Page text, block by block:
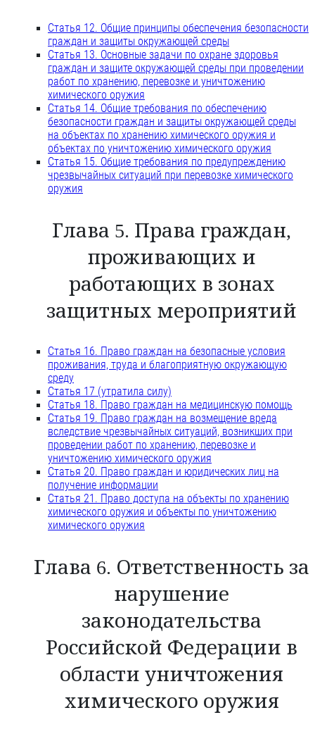
Статья 12. Общие принципы обеспечения безопасности
граждан и защиты окружающей среды
Статья 13. Основные задачи по охране здоровья
граждан и защите окружающей среды при проведении
работ по хранению, перевозке и уничтожению
химического оружия
Статья 14. Общие требования по обеспечению
безопасности граждан и защиты окружающей среды
на объектах по хранению химического оружия и
объектах по уничтожению химического оружия
Статья 15. Общие требования по предупреждению
чрезвычайных ситуаций при перевозке химического
оружия
Глава 5. Права граждан,
проживающих и
работающих в зонах
защитных мероприятий
Статья 16. Право граждан на безопасные условия
проживания, труда и благоприятную окружающую
среду
Статья 17 (утратила силу)
Статья 18. Право граждан на медицинскую помощь
Статья 19. Право граждан на возмещение вреда
вследствие чрезвычайных ситуаций, возникших при
проведении работ по хранению, перевозке и
уничтожению химического оружия
Статья 20. Право граждан и юридических лиц на
получение информации
Статья 21. Право доступа на объекты по хранению
химического оружия и объекты по уничтожению
химического оружия
Глава 6. Ответственность за
нарушение
законодательства
Российской Федерации в
области уничтожения
химического оружия